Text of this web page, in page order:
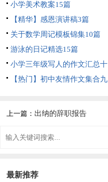
小学美术教案15篇
【精华】感恩演讲稿3篇
关于数学周记模板锦集10篇
游泳的日记精选15篇
小学三年级写人的作文汇总十
篇 【热门】初中友情作文集合九
上一篇： 出纳的辞职报告
最新推荐